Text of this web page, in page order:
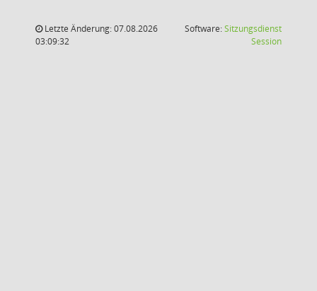
Letzte Änderung: 07.08.2026
03:09:32
Software:Sitzungsdienst
Session(Wird in